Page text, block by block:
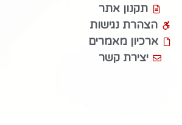
תקנון אתר
הצהרת נגישות
ארכיון מאמרים
יצירת קשר